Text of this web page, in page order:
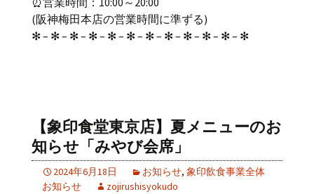
(阪神梅田本店の営業時間に準ずる)
✻ – ✻ – ✻ – ✻ – ✻ – ✻ – ✻ – ✻ – ✻ – ✻ – ✻ – ✻
【象印食堂東京店】夏メニューのお
知らせ「みやび会席」
2024年6月18日 お知らせ, 象印飲食事業全体
お知らせ
zojirushisyokudo